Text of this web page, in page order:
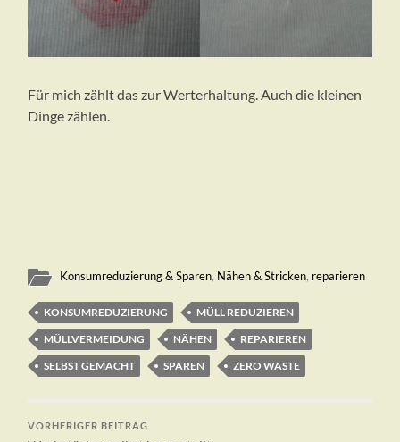
Für mich zählt das zur Werterhaltung. Auch die kleinen
Dinge zählen.
Konsumreduzierung & Sparen, Nähen & Stricken, reparieren
KONSUMREDUZIERUNG
MÜLL REDUZIEREN
MÜLLVERMEIDUNG
NÄHEN
REPARIEREN
SELBST GEMACHT
SPAREN ZERO WASTE
VORHERIGER BEITRAG